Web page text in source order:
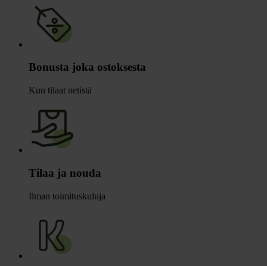
Bonusta joka ostoksesta
Kun tilaat netistä
Tilaa ja nouda
Ilman toimituskuluja